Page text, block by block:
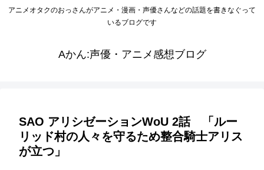
アニメオタクのおっさんがアニメ・漫画・声優さんなどの話題を書きなぐって
いるブログです
Aかん:声優・アニメ感想ブログ
SAO アリシゼーションWoU 2話 「ルー
リッド村の人々を守るため整合騎士アリス
が立つ」